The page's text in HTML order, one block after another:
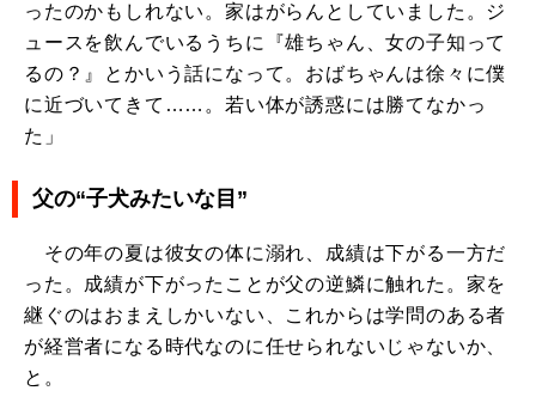
ったのかもしれない。家はがらんとしていました。ジ
ュースを飲んでいるうちに『雄ちゃん、女の子知って
るの？』とかいう話になって。おばちゃんは徐々に僕
に近づいてきて……。若い体が誘惑には勝てなかっ
た」
父の“子犬みたいな目”
その年の夏は彼女の体に溺れ、成績は下がる一方だ
った。成績が下がったことが父の逆鱗に触れた。家を
継ぐのはおまえしかいない、これからは学問のある者
が経営者になる時代なのに任せられないじゃないか、
と。